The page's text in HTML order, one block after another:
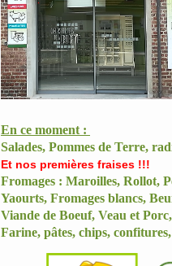
En ce moment :
Salades, Pommes de Terre,
Et nos premières fraises !!!
Fromages : Maroilles, Rollot,
Yaourts, Fromages blancs,
Viande de Boeuf, Veau et
Farine, pâtes, chips, confitures,